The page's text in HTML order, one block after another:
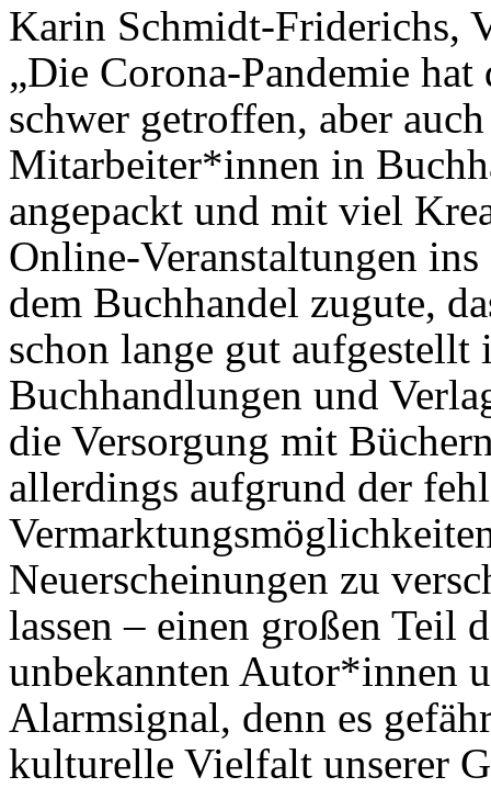
Karin Schmidt-Friderichs,
„Die Corona-Pandemie
schwer getroffen, aber
Mitarbeiter*innen in
angepackt und mit viel
Online-Veranstaltungen
dem Buchhandel zugute,
schon lange gut aufgestellt
Buchhandlungen und
die Versorgung mit
allerdings aufgrund der
Neuerscheinungen zu
lassen – einen großen Teil
unbekannten Autor*innen
Alarmsignal, denn es
kulturelle Vielfalt unserer